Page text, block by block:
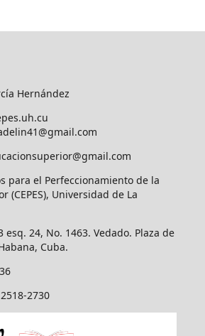
Hernández
para el Perfeccionamiento de la
(CEPES), Universidad de La
esq. 24, No. 1463. Vedado. Plaza de
Cuba.
2730